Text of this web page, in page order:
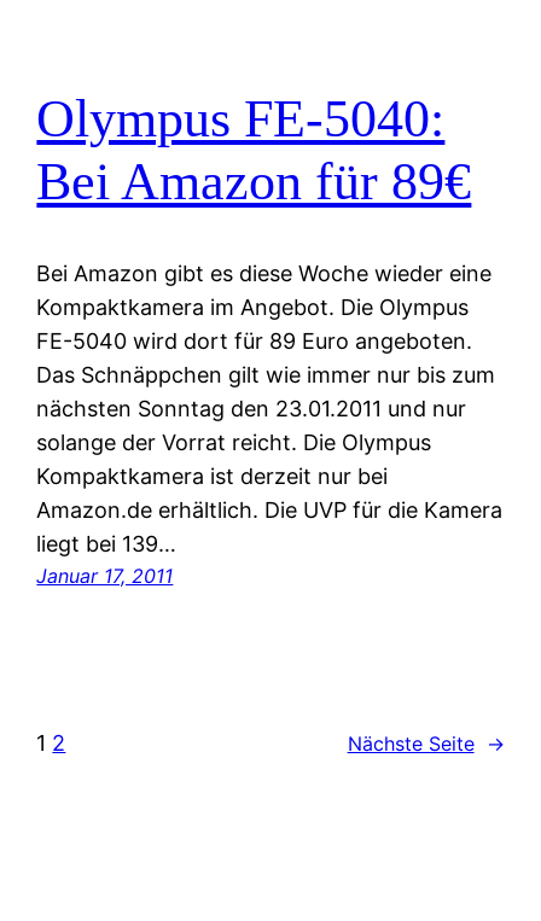
Olympus FE-5040:
Bei Amazon für 89€
Bei Amazon gibt es diese Woche wieder eine
Kompaktkamera im Angebot. Die Olympus
FE-5040 wird dort für 89 Euro angeboten.
Das Schnäppchen gilt wie immer nur bis zum
nächsten Sonntag den 23.01.2011 und nur
solange der Vorrat reicht. Die Olympus
Kompaktkamera ist derzeit nur bei
Amazon.de erhältlich. Die UVP für die Kamera
liegt bei 139…
Januar 17, 2011
1 2 Nächste Seite →